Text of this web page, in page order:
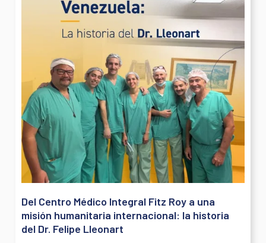
Del Centro Médico Integral Fitz Roy a una
misión humanitaria internacional: la historia
del Dr. Felipe Lleonart